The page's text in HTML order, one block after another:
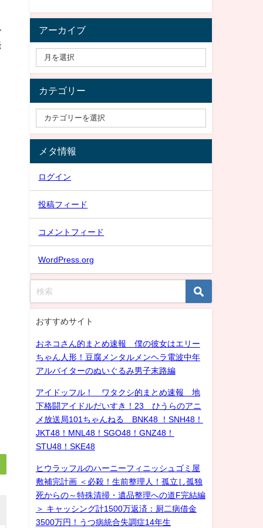
アーカイブ
カテゴリー
メタ情報
ログイン
投稿フィード
コメントフィード
WordPress.org
おすすめサイト
おネコさん的まとめ速報 僕の彼女はエリー
ちゃん人形！豆腐メンタルメンヘラ電波中年
アルバイターのぬいぐるみ男子末路編
アイドッフル！ ワタクシ的まとめ速報 地
下格闘アイドルだいすき！23 ひうらのアニ
メ放送局101ちゃんねる BNK48 ！SNH48！
JKT48！MNL48！SGO48！GNZ48！
STU48！SKE48
ヒウラッフルのハーニーフィニッシュゴミ屋
敷補完計画 ＜必殺！生前整理人！孤立し孤独
死からの～特殊清掃・遺品整理への道F完結編
＞ キャッシング計1500万返済：厨二病借金
3500万円！うつ病統合失調症14年生